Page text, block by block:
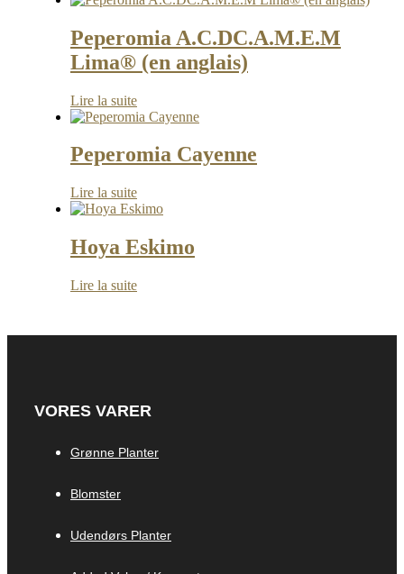
Peperomia A.C.DC.A.M.E.M
Lima® (en anglais)
Lire la suite
Peperomia Cayenne
Lire la suite
Hoya Eskimo
Lire la suite
VORES VARER
Grønne Planter
Blomster
Udendørs Planter